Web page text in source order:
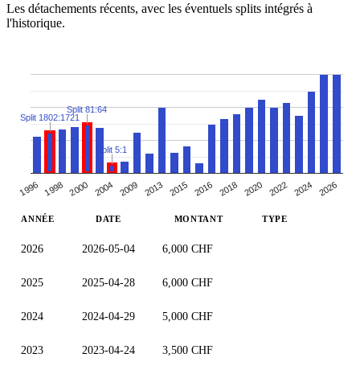
Les détachements récents, avec les éventuels splits intégrés à
l'historique.
1996 1998 2000 2004 2009 2013 2015 2016 2018 2020 2022 2024 2026
Split 1802:1721
Split 81:64
Split 5:1
ANNÉE DATE MONTANT TYPE
2026 2026-05-04 6,000 CHF
2025 2025-04-28 6,000 CHF
2024 2024-04-29 5,000 CHF
2023 2023-04-24 3,500 CHF